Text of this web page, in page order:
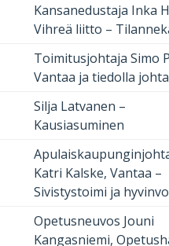
Kansanedustaja Inka
Vihreä liitto –
Toimitusjohtaja Simo
Vantaa ja tiedolla
Silja Latvanen –
Kausiasuminen
Katri Kalske, Vantaa –
Sivistystoimi ja
Opetusneuvos Jouni
Kangasniemi,